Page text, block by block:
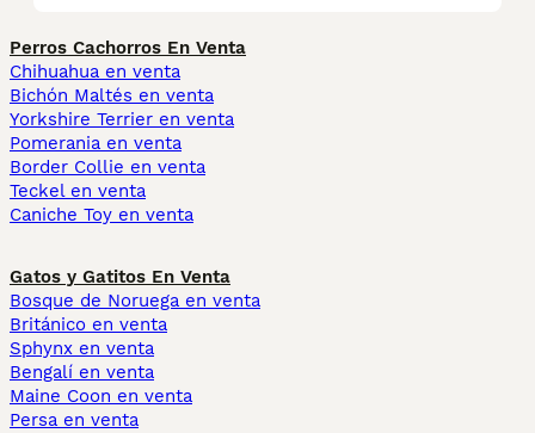
Perros Cachorros En Venta
Chihuahua en venta
Bichón Maltés en venta
Yorkshire Terrier en venta
Pomerania en venta
Border Collie en venta
Teckel en venta
Caniche Toy en venta
Gatos y Gatitos En Venta
Bosque de Noruega en venta
Británico en venta
Sphynx en venta
Bengalí en venta
Maine Coon en venta
Persa en venta